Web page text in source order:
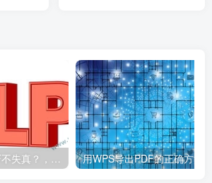
WPS怎么压缩PDF不失真？，wps怎么压缩pdf文件大小